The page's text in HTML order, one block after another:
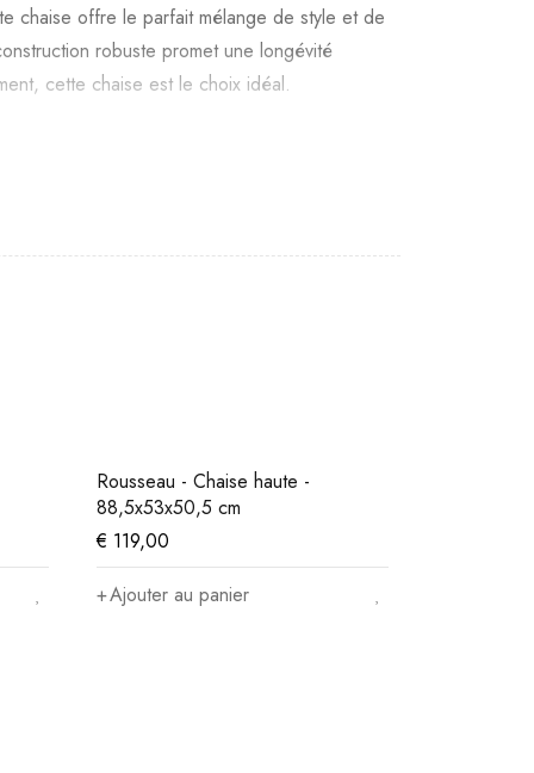
chaise offre le parfait mélange de style et de
robuste promet une longévité
cette chaise est le choix idéal.
Rousseau - Chaise haute -
88,5x53x50,5 cm
€ 119,00
Ajouter au panier